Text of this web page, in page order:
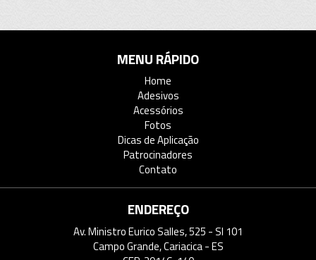
MENU RÁPIDO
Home
Adesivos
Acessórios
Fotos
Dicas de Aplicação
Patrocinadores
Contato
ENDEREÇO
Av. Ministro Eurico Salles, 525 - Sl 101
Campo Grande, Cariacica - ES